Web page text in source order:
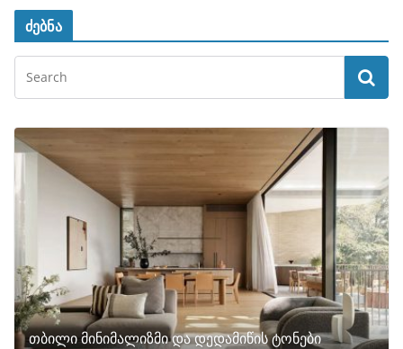
ძებნა
თბილი მინიმალიზმი და დედამიწის ტონები